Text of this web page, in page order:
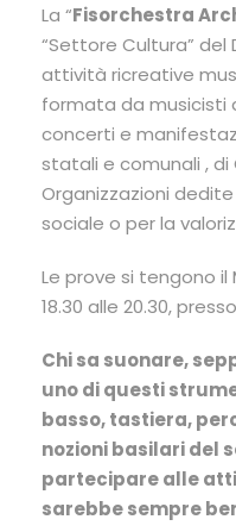
La “Fisorchestra
“Settore Cultura” del
attività ricreative
formata da musicisti
concerti e
statali e comunali , di
Organizzazioni
sociale o per la
Le prove si tengono il
18.30 alle 20.30,
Chi sa suonare,
uno di questi
basso, tastiera,
nozioni basilari del
partecipare alle
sarebbe sempre